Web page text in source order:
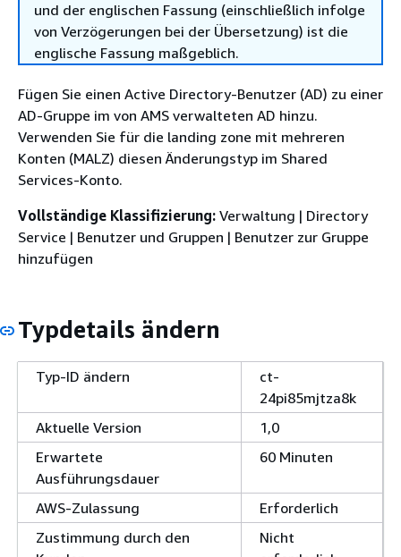
und der englischen Fassung (einschließlich infolge
von Verzögerungen bei der Übersetzung) ist die
englische Fassung maßgeblich.
Fügen Sie einen Active Directory-Benutzer (AD) zu einer
AD-Gruppe im von AMS verwalteten AD hinzu.
Verwenden Sie für die landing zone mit mehreren
Konten (MALZ) diesen Änderungstyp im Shared
Services-Konto.
Vollständige Klassifizierung: Verwaltung | Directory
Service | Benutzer und Gruppen | Benutzer zur Gruppe
hinzufügen
Typdetails ändern
Typ-ID ändern
ct-
24pi85mjtza8k
Aktuelle Version
1,0
Erwartete
Ausführungsdauer
60 Minuten
AWS-Zulassung
Erforderlich
Zustimmung durch den
Nicht